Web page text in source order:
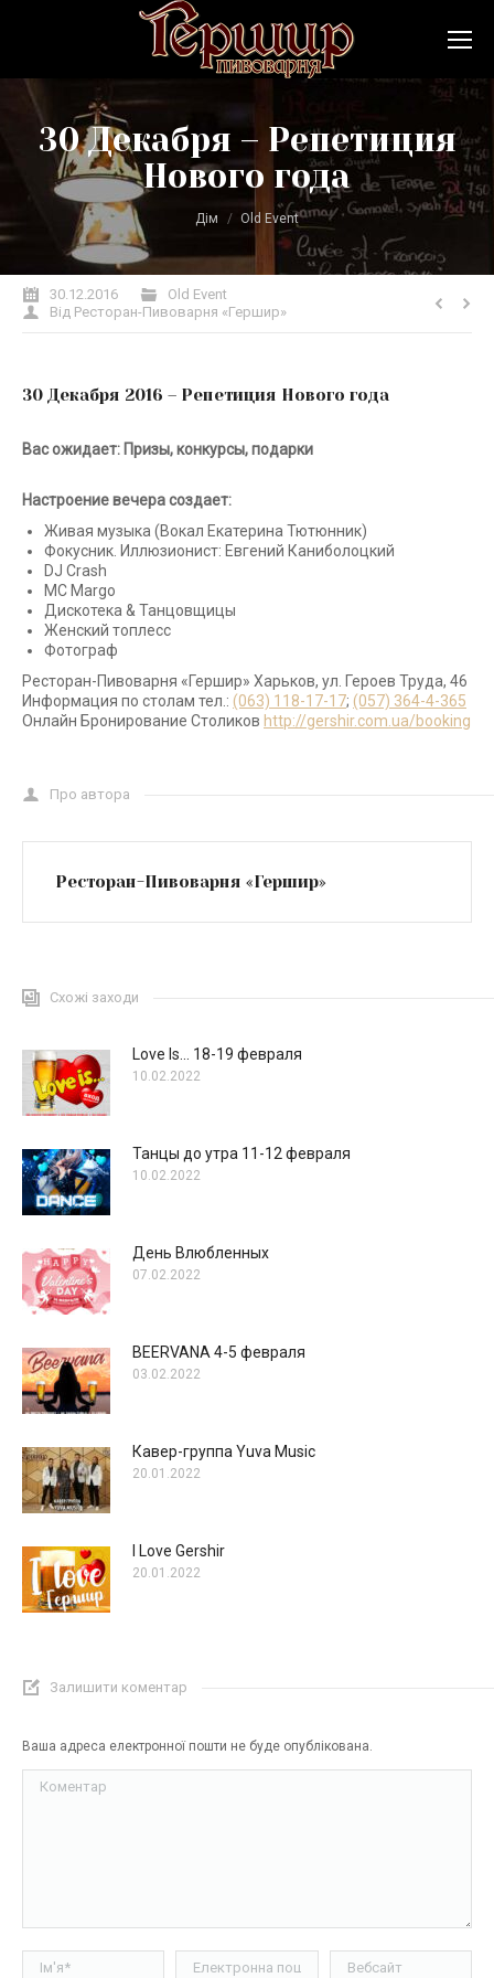
30 Декабря – Репетиция
Нового года
Дім Old Event
30.12.2016
Old Event
Від Ресторан-Пивоварня «Гершир»
30 Декабря 2016 – Репетиция Нового года
Вас ожидает: Призы, конкурсы, подарки
Настроение вечера создает:
Живая музыка (Вокал Екатерина Тютюнник)
Фокусник. Иллюзионист: Евгений Каниболоцкий
DJ Crash
МС Margo
Дискотека & Танцовщицы
Женский топлесс
Фотограф
Ресторан-Пивоварня «Гершир» Харьков, ул. Героев Труда, 46
Информация по столам тел.: (063) 118-17-17; (057) 364-4-365
Онлайн Бронирование Столиков http://gershir.com.ua/booking
Про автора
Ресторан-Пивоварня «Гершир»
Схожі заходи
Love Is… 18-19 февраля
10.02.2022
Танцы до утра 11-12 февраля
10.02.2022
День Влюбленных
07.02.2022
BEERVANA 4-5 февраля
03.02.2022
Кавер-группа Yuva Music
20.01.2022
I Love Gershir
20.01.2022
Залишити коментар
Ваша адреса електронної пошти не буде опублікована.
Коментар
Ім'я * Електронна пошта * Вебсайт